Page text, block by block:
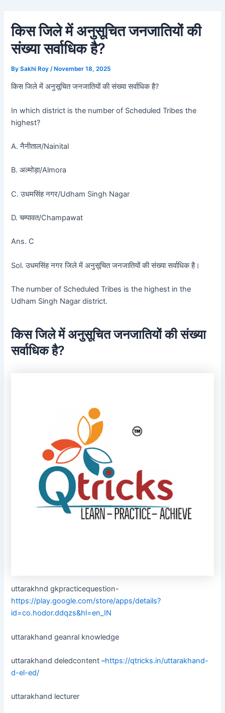
content
किस जिले में अनुसूचित जनजातियों की
संख्या सर्वाधिक है?
BySakhi Roy /November 18, 2025
किस जिले में अनुसूचित जनजातियों की संख्या सर्वाधिक है?
In which district is the number of Scheduled Tribes the
highest?
A. नैनीताल/Nainital
B. अल्मोड़ा/Almora
C. उधमसिंह नगर/Udham Singh Nagar
D. चम्पावत/Champawat
Ans. C
Sol. उधमसिंह नगर जिले में अनुसूचित जनजातियों की संख्या सर्वाधिक है।
The number of Scheduled Tribes is the highest in the
Udham Singh Nagar district.
किस जिले में अनुसूचित जनजातियों की संख्या
सर्वाधिक है?
uttarakhnd gkpracticequestion-
https://play.google.com/store/apps/details?
id=co.hodor.ddqzs&hl=en_IN
uttarakhand geanral knowledge
uttarakhand deledcontent –https://qtricks.in/uttarakhand-
d-el-ed/
uttarakhand lecturer